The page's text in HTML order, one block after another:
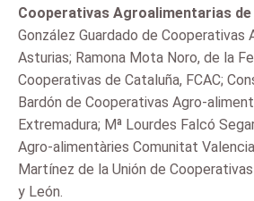
Cooperativas Agroalimentarias
González Guardado de Cooperativas
Asturias; Ramona Mota Noro, de la
Cooperativas de Cataluña, FCAC;
Bardón de Cooperativas Agro-
Extremadura; Mª Lourdes Falcó
Agro-alimentàries Comunitat
Martínez de la Unión de
y León.